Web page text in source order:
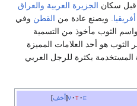
قبل سكان الجزيرة العربية والعراق
. ويصنع عادة من القطن وفي
الثوب مأخوذ من التسمية
الثوب هو أحد العلامات المميزة
بكثرة للرجل العربي
أخف v t e